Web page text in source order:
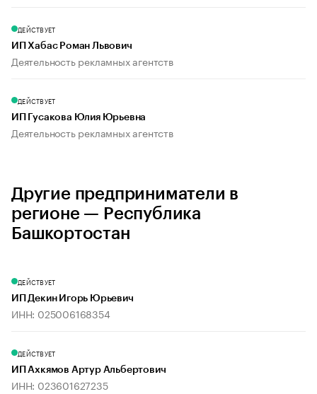
ДЕЙСТВУЕТ
ИП Хабас Роман Львович
Деятельность рекламных агентств
ДЕЙСТВУЕТ
ИП Гусакова Юлия Юрьевна
Деятельность рекламных агентств
Другие предприниматели в
регионе — Республика
Башкортостан
ДЕЙСТВУЕТ
ИП Декин Игорь Юрьевич
ИНН: 025006168354
ДЕЙСТВУЕТ
ИП Ахкямов Артур Альбертович
ИНН: 023601627235